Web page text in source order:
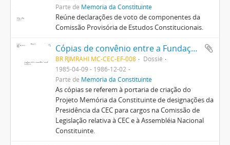
Parte de Memória da Constituinte
Reúne declarações de voto de componentes da
Comissão Provisória de Estudos Constitucionais.
Cópias de convênio entre a Fundação Pró-Memória e a Comissão Provisória de Estudos Constitucionais
BR RJMRAHI MC-CEC-EF-008
Dossiê
1985-04-09 - 1986-12-02
Parte de Memória da Constituinte
As cópias se referem à portaria de criação do
Projeto Memória da Constituinte de designações da
Presidência da CEC para cargos na Comissão de
Legislação relativa à CEC e à Assembléia Nacional
Constituinte.